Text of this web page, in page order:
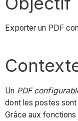
Exporter un PDF
Un PDF
dont les postes
Grâce aux